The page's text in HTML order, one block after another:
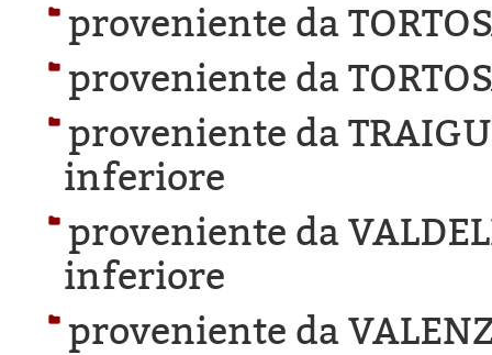
proveniente da
proveniente da
proveniente da
inferiore
proveniente da
inferiore
proveniente da